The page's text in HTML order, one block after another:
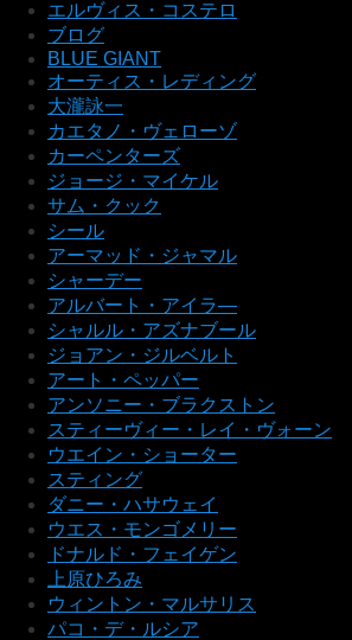
エルヴィス・コステロ
ブログ
BLUE GIANT
オーティス・レディング
大瀧詠一
カエタノ・ヴェローゾ
カーペンターズ
ジョージ・マイケル
サム・クック
シール
アーマッド・ジャマル
シャーデー
アルバート・アイラ―
シャルル・アズナブール
ジョアン・ジルベルト
アート・ペッパー
アンソニー・ブラクストン
スティーヴィー・レイ・ヴォーン
ウエイン・ショーター
スティング
ダニー・ハサウェイ
ウエス・モンゴメリー
ドナルド・フェイゲン
上原ひろみ
ウィントン・マルサリス
パコ・デ・ルシア